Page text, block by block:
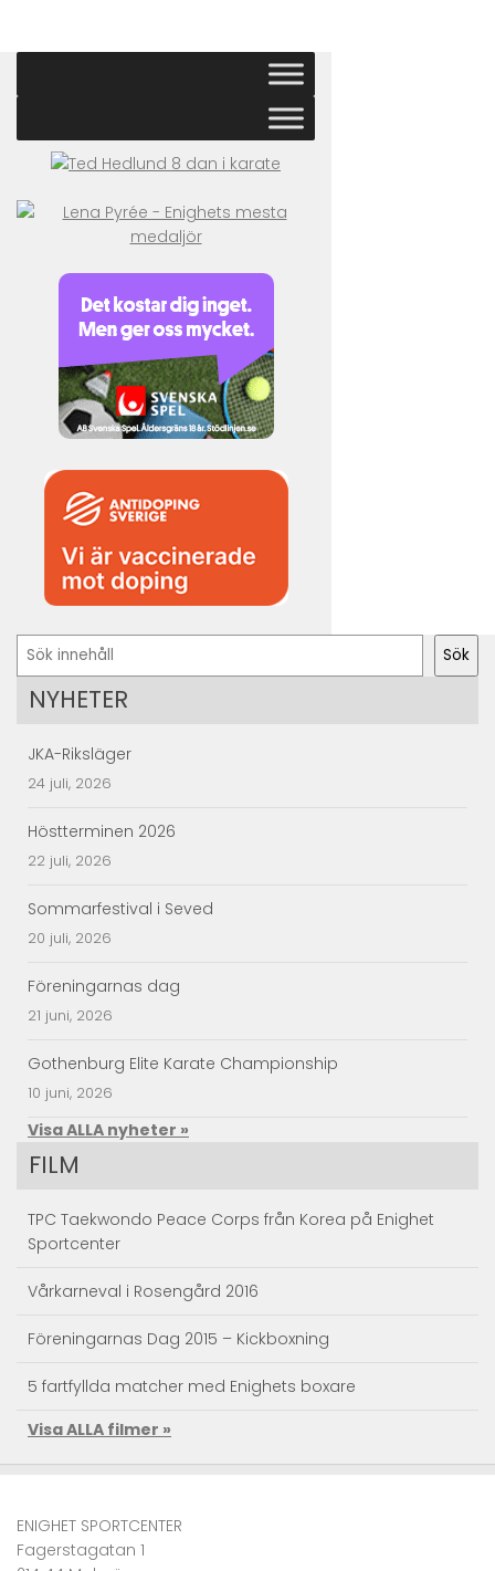
Sök Sök
NYHETER
JKA-Riksläger
24 juli, 2026
Höstterminen 2026
22 juli, 2026
Sommarfestival i Seved
20 juli, 2026
Föreningarnas dag
21 juni, 2026
Gothenburg Elite Karate Championship
10 juni, 2026
Visa ALLA nyheter »
FILM
TPC Taekwondo Peace Corps från Korea på Enighet
Sportcenter
Vårkarneval i Rosengård 2016
Föreningarnas Dag 2015 – Kickboxning
5 fartfyllda matcher med Enighets boxare
Taekwondo Träningsläger
Se Superkicken – JKA RM Sweden 2010 Karate
Visa ALLA filmer »
ENIGHET SPORTCENTER
Fagerstagatan 1